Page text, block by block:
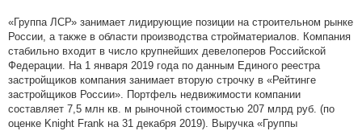
«Группа ЛСР» занимает лидирующие позиции на строительном рынке
России, а также в области производства стройматериалов. Компания
стабильно входит в число крупнейших девелоперов Российской
Федерации. На 1 января 2019 года по данным Единого реестра
застройщиков компания занимает вторую строчку в «Рейтинге
застройщиков России». Портфель недвижимости компании
составляет 7,5 млн кв. м рыночной стоимостью 207 млрд руб. (по
оценке Knight Frank на 31 декабря 2019). Выручка «Группы